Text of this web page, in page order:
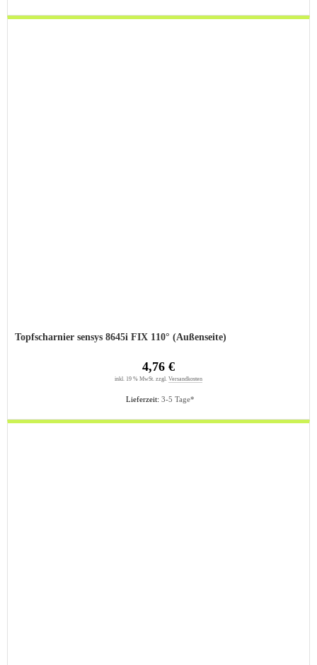
Topfscharnier sensys 8645i FIX 110° (Außenseite)
Lieferzeit: 3-5 Tage*
4,76 €
inkl. 19 % MwSt. zzgl. Versandkosten